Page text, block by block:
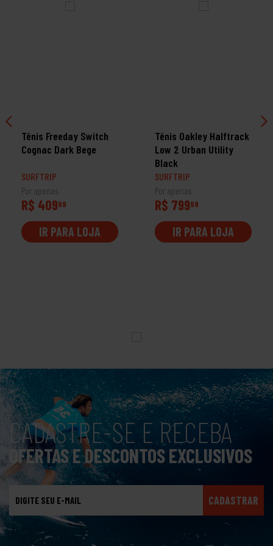
Tênis Freeday Switch
Cognac Dark Bege
SURFTRIP
Por apenas
R$ 40999
IR PARA LOJA
Tênis Oakley Halftrack
Low 2 Urban Utility
Black
SURFTRIP
Por apenas
R$ 79999
IR PARA LOJA
CADASTRE-SE E RECEBA
OFERTAS E DESCONTOS EXCLUSIVOS
CADASTRAR